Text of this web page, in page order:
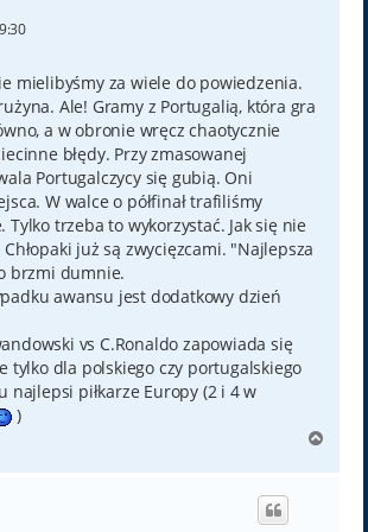
mielibyśmy za wiele do powiedzenia.
Ale! Gramy z Portugalią, która gra
a w obronie wręcz chaotycznie
błędy. Przy zmasowanej
Portugalczycy się gubią. Oni
W walce o półfinał trafiliśmy
Tylko trzeba to wykorzystać. Jak się nie
już są zwycięzcami. "Najlepsza
brzmi dumnie.
awansu jest dodatkowy dzień
vs C.Ronaldo zapowiada się
tylko dla polskiego czy portugalskiego
najlepsi piłkarze Europy (2 i 4 w
)
g